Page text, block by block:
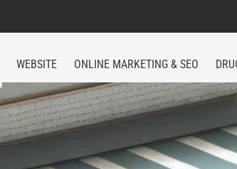
WEBSITE ONLINE MARKETING & SEO